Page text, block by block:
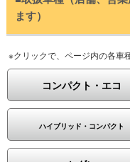
ます）
※クリックで、ページ内の各車
コンパクト・エコ
ハイブリッド・コンパクト